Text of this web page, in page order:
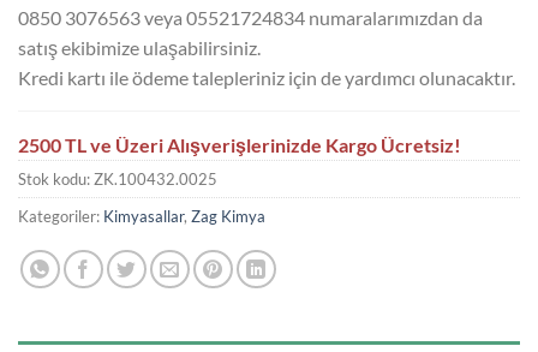
0850 3076563 veya 05521724834 numaralarımızdan da
satış ekibimize ulaşabilirsiniz.
Kredi kartı ile ödeme talepleriniz için de yardımcı olunacaktır.
2500 TL ve Üzeri Alışverişlerinizde Kargo Ücretsiz!
Stok kodu:ZK.100432.0025
Kategoriler: Kimyasallar, Zag Kimya